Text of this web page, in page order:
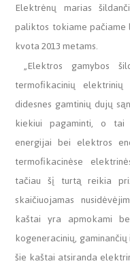
Elektrėnų marias
paliktos tokiame
kvota 2013 metams.
„Elektros gamybos
termofikacinių
didesnes gamtinių dujų
kiekiui pagaminti, o tai
energijai bei elektros
termofikacinėse
tačiau šį turtą reikia
skaičiuojamas
kaštai yra apmokami
kogeneracinių,
šie kaštai atsiranda